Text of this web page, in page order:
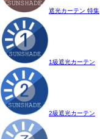
遮光カーテン 特集
1級遮光カーテン
2級遮光カーテン